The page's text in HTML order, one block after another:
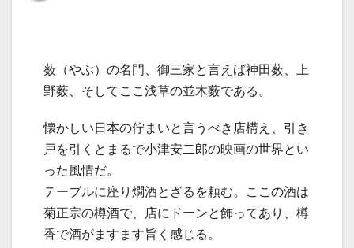
薮（やぶ）の名門、御三家と言えば神田薮、上
野薮、そしてここ浅草の並木薮である。
懐かしい日本の佇まいと言うべき店構え、引き
戸を引くとまるで小津安二郎の映画の世界とい
った風情だ。
テーブルに座り燗酒とざるを頼む。ここの酒は
菊正宗の樽酒で、店にドーンと飾ってあり、樽
香で酒がますます旨く感じる。